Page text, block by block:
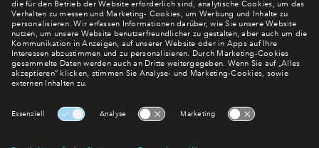
Verpassen Sie zu diesem Wohnprojekt keine Neuigkeiten
mehr! Wir halten Sie auf dem Laufenden – mit unserem
regelmäßig erscheinenden Newsletter informieren wir Sie
über den Stand dieses und weiterer Neubauprojekte.
E-Mail-Adresse